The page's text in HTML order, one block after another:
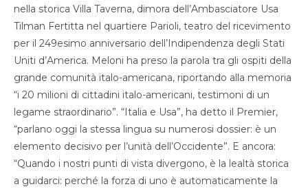
nella storica Villa Taverna, dimora dell’Ambasciatore Usa
Tilman Fertitta nel quartiere Parioli, teatro del ricevimento
per il 249esimo anniversario dell’Indipendenza degli Stati
Uniti d’America. Meloni ha preso la parola tra gli ospiti della
grande comunità italo-americana, riportando alla memoria
“i 20 milioni di cittadini italo-americani, testimoni di un
legame straordinario”. “Italia e Usa”, ha detto il Premier,
“parlano oggi la stessa lingua su numerosi dossier: è un
elemento decisivo per l’unità dell’Occidente”. E ancora:
“Quando i nostri punti di vista divergono, è la lealtà storica
a guidarci: perché la forza di uno è automaticamente la